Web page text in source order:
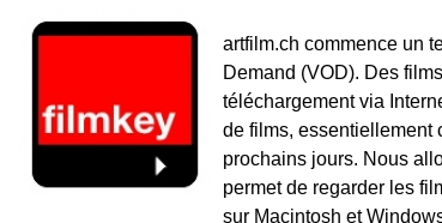
artfilm.ch commence un
Demand (VOD). Des
téléchargement via
de films, essentiellement
prochains jours. Nous
permet de regarder les
sur Macintosh et